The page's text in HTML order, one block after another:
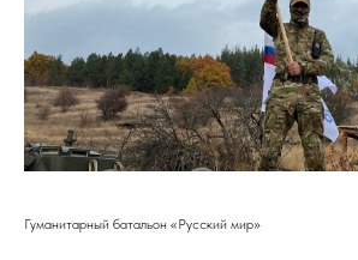
Гуманитарный батальон «Русский мир»